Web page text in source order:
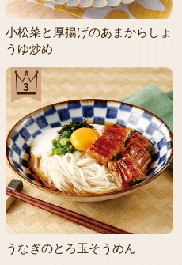
小松菜と厚揚げのあまからしょ
うゆ炒め
3
うなぎのとろ玉そうめん